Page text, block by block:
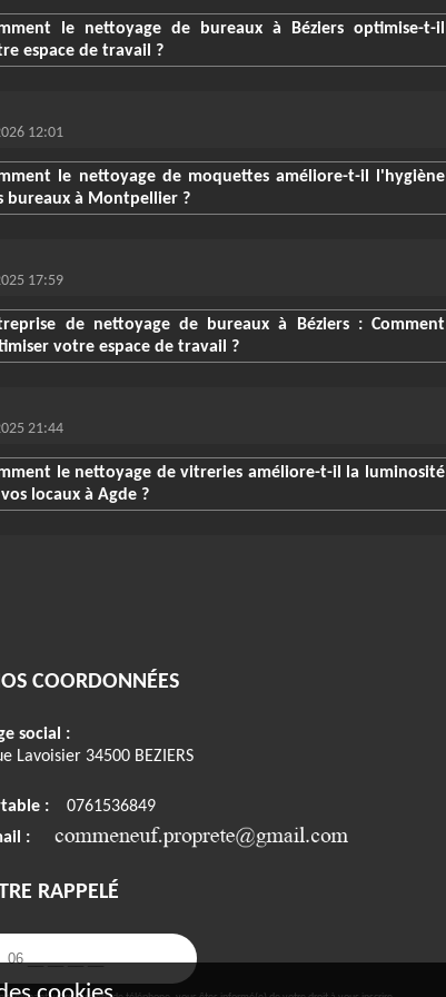
le nettoyage de bureaux à Béziers optimise-t-il
espace de travail ?
12:01
le nettoyage de moquettes améliore-t-il l'hygiène
bureaux à Montpellier ?
17:59
de nettoyage de bureaux à Béziers : Comment
votre espace de travail ?
21:44
le nettoyage de vitreries améliore-t-il la luminosité
locaux à Agde ?
COORDONNÉES
social :
Lavoisier 34500 BEZIERS
:
0761536849
:
RAPPELÉ